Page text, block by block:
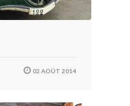
02 AOÛT 2014